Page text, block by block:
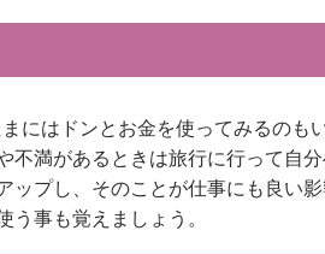
にはドンとお金を使ってみるのも
不満があるときは旅行に行って自
ップし、そのことが仕事にも良い
う事も覚えましょう。